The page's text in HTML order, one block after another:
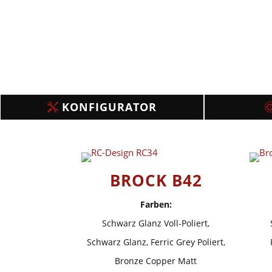
KONFIGURATOR
BROCK B42
Farben:
Schwarz Glanz Voll-Poliert,
Schwarz Glanz, Ferric Grey Poliert,
Bronze Copper Matt